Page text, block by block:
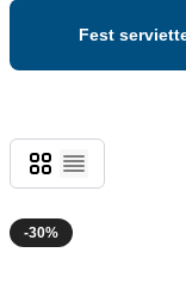
Fest
Gitter
Liste
-30%